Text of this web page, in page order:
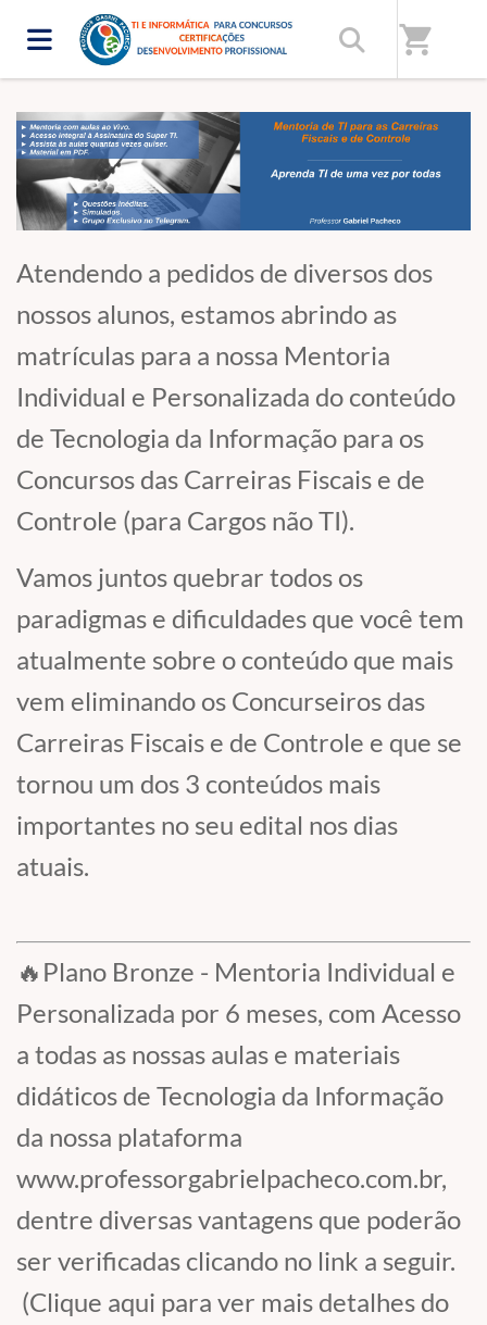
shopping_cart
Home/Professor Gabriel Pacheco - TI e Informática para
Concursos.
Atendendo a pedidos de diversos dos
nossos alunos, estamos abrindo as
matrículas para a nossa Mentoria
Individual e Personalizada do conteúdo
de Tecnologia da Informação para os
Concursos das Carreiras Fiscais e de
Controle (para Cargos não TI).
Vamos juntos quebrar todos os
paradigmas e dificuldades que você tem
atualmente sobre o conteúdo que mais
vem eliminando os Concurseiros das
Carreiras Fiscais e de Controle e que se
tornou um dos 3 conteúdos mais
importantes no seu edital nos dias
atuais.
🔥Plano Bronze - Mentoria Individual e
Personalizada por 6 meses, com Acesso
a todas as nossas aulas e materiais
didáticos de Tecnologia da Informação
da nossa plataforma
www.professorgabrielpacheco.com.br,
dentre diversas vantagens que poderão
ser verificadas clicando no link a seguir.
(Clique aqui para ver mais detalhes do